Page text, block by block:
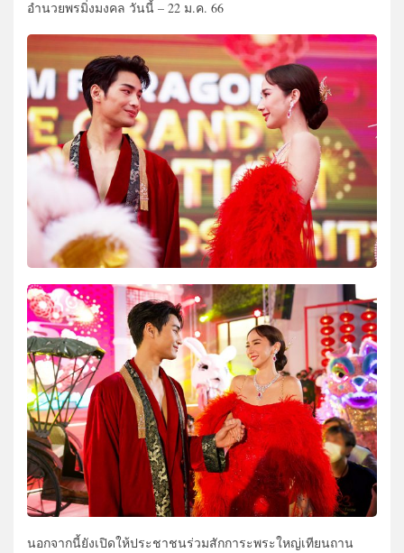
อำนวยพรมิ่งมงคล วันนี้ – 22 ม.ค. 66
นอกจากนี้ยังเปิดให้ประชาชนร่วมสักการะพระใหญ่เทียนถาน